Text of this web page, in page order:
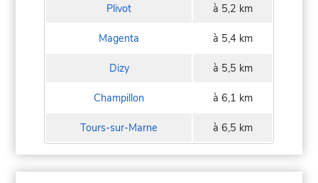
Plivot à 5,2 km
Magenta à 5,4 km
Dizy à 5,5 km
Champillon à 6,1 km
Tours-sur-Marne à 6,5 km